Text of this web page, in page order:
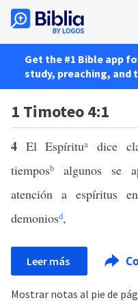
Get the #1 Bible app
study, preaching, and
1 Timoteo 4:1
4 El Espíritua
dice
tiemposb
algunos se
atención a espíritus
demoniosd,
Leer más
Mostrar notas al pie de